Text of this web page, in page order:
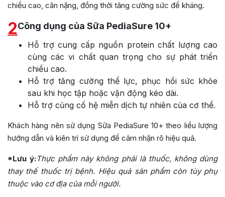
chiều cao, cân nặng, đồng thời tăng cường sức đề kháng.
2Công dụng của Sữa PediaSure 10+
Hỗ trợ cung cấp nguồn protein chất lượng cao
cùng các vi chất quan trọng cho sự phát triển
chiều cao.
Hỗ trợ tăng cường thể lực, phục hồi sức khỏe
sau khi học tập hoặc vận động kéo dài.
Hỗ trợ củng cố hệ miễn dịch tự nhiên của cơ thể.
Khách hàng nên sử dụng Sữa PediaSure 10+ theo liều lượng
hướng dẫn và kiên trì sử dụng để cảm nhận rõ hiệu quả.
*Lưu ý:Thực phẩm này không phải là thuốc, không dùng
thay thế thuốc trị bệnh. Hiệu quả sản phẩm còn tùy phụ
thuộc vào cơ địa của mỗi người.